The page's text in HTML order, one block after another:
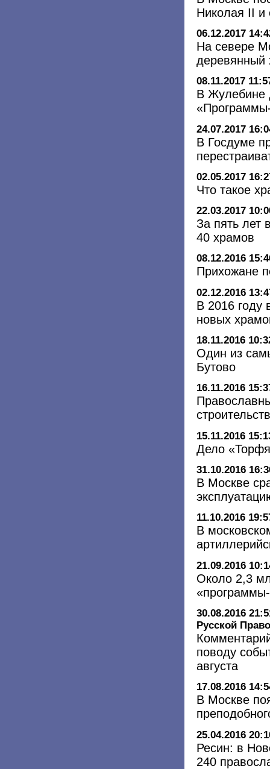
Николая II и
06.12.2017
На севере
деревянный
08.11.2017
В Жулебине
24.07.2017
В Госдуме
02.05.2017
Что такое
22.03.2017
За пять лет
40 храмов
08.12.2016
Прихожане
02.12.2016
В 2016 году
новых
18.11.2016
Один из
Бутово
16.11.2016
15.11.2016
Дело
31.10.2016
В Москве
11.10.2016
В
21.09.2016
Около 2,3
30.08.2016
Русской
поводу
августа
17.08.2016
В Москве
25.04.2016
Ресин: в
240